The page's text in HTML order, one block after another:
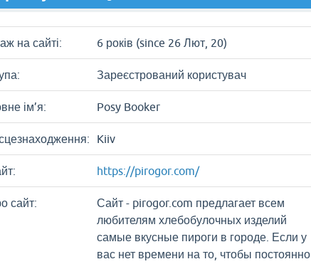
на сайті: 6 років (since 26 Лют, 20)
Зареєстрований користувач
ім’я: Posy Booker
Kiiv
https://pirogor.com/
сайт:
Сайт - pirogor.com предлагает всем
любителям хлебобулочных изделий
самые вкусные пироги в городе. Если у
вас нет времени на то, чтобы постоянно